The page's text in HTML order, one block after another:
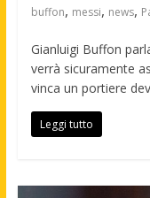
buffon, messi, news,
Gianluigi Buffon
verrà sicuramente
vinca un portiere
Leggi tutto